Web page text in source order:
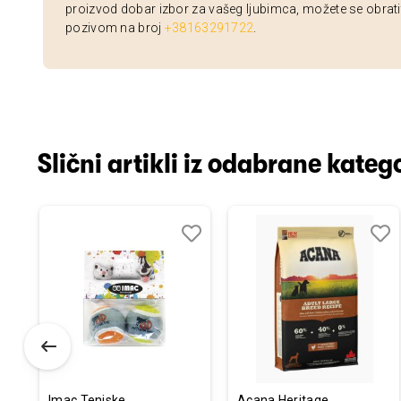
proizvod dobar izbor za vašeg ljubimca, možete se
pozivom na broj +38163291722
Slični artikli iz odabrane